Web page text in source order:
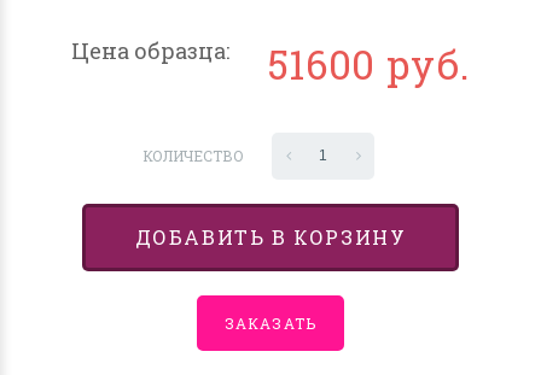
Цена образца: 51600 руб.
КОЛИЧЕСТВО 1
ДОБАВИТЬ В КОРЗИНУ
ЗАКАЗАТЬ